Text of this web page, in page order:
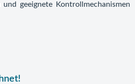
geeignete Kontrollmechanismen